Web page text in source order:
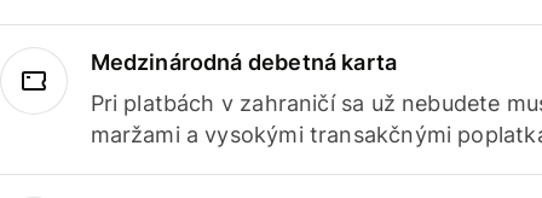
Medzinárodná debetná karta
Pri platbách v zahraničí sa už nebudete
maržami a vysokými transakčnými